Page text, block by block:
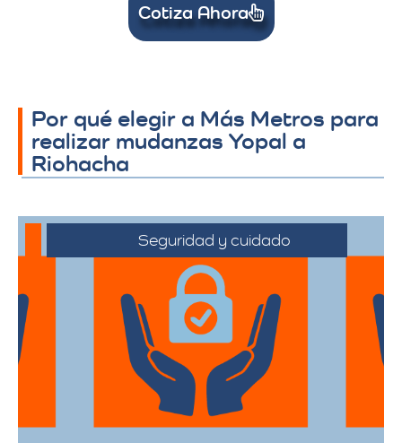
Cotiza Ahora
Por qué elegir a Más Metros para
realizar mudanzas Yopal a
Riohacha
Seguridad y cuidado
Nos comprometemos a manejar sus
pertenencias con el máximo cuidado,
desde el embalaje hasta la entrega final.